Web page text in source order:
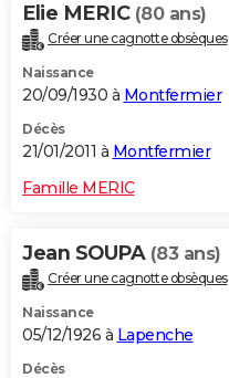
Elie MERIC (80 ans)
Créer une cagnotte obsèques
Naissance
20/09/1930 à Montfermier
Décès
21/01/2011 à Montfermier
Famille MERIC
Jean SOUPA (83 ans)
Créer une cagnotte obsèques
Naissance
05/12/1926 à Lapenche
Décès